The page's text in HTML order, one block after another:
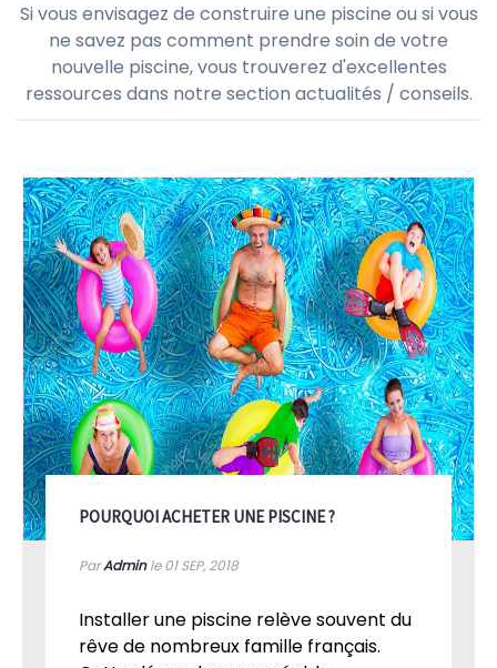
Si vous envisagez de construire une piscine ou si vous
ne savez pas comment prendre soin de votre
nouvelle piscine, vous trouverez d'excellentes
ressources dans notre section actualités / conseils.
POURQUOI ACHETER UNE PISCINE ?
ParAdminle 01SEP, 2018
Installer une piscine relève souvent du
rêve de nombreux famille français.